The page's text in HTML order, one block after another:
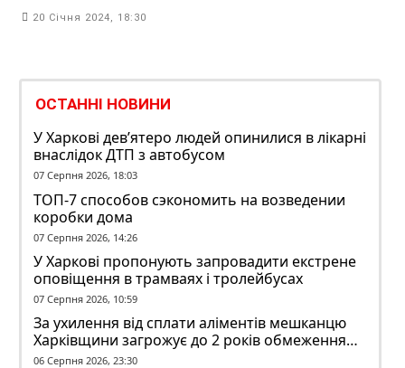
20 Січня 2024, 18:30
ОСТАННІ НОВИНИ
У Харкові дев’ятеро людей опинилися в лікарні
внаслідок ДТП з автобусом
07 Серпня 2026, 18:03
ТОП-7 способов сэкономить на возведении
коробки дома
07 Серпня 2026, 14:26
У Харкові пропонують запровадити екстрене
оповіщення в трамваях і тролейбусах
07 Серпня 2026, 10:59
За ухилення від сплати аліментів мешканцю
Харківщини загрожує до 2 років обмеження
волі
06 Серпня 2026, 23:30